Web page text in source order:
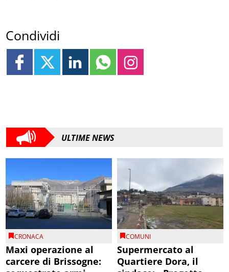
Condividi
ULTIME NEWS
CRONACA
Maxi operazione al
carcere di Brissogne:
COMUNI
Supermercato al
Quartiere Dora, il